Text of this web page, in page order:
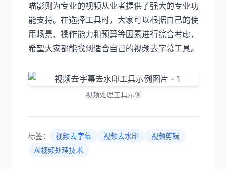
喵影则为专业的视频从业者提供了强大的专业功
能支持。在选择工具时，大家可以根据自己的使
用场景、操作能力和预算等因素进行综合考虑，
希望大家都能找到适合自己的视频去字幕工具。
视频处理工具示例
标签： 视频去字幕 视频去水印
视频剪辑
AI视频处理技术